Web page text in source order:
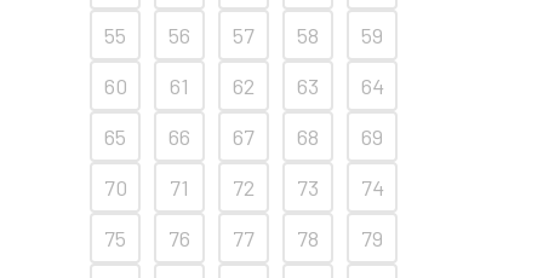
55
56 57 58
59
60
61 62 63
64
65
66 67 68
69
70
71 72 73
74
75
76 77 78
79